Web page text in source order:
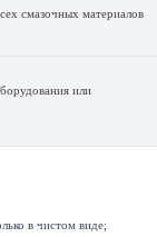
смазочных материалов
или
в чистом виде;